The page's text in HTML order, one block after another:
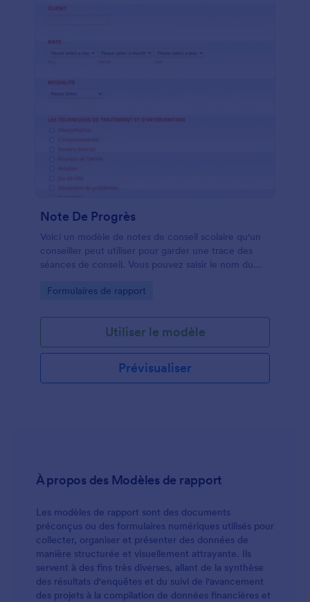
Note De Progrès
Voici un modèle de notes de conseil scolaire qu'un
conseiller peut utiliser pour garder une trace des
séances de conseil. Vous pouvez saisir le nom du
déroulante. Vous pouvez ensuite saisir les
conseil, y compris les thèmes abordés, les
traitements, les techniques d'intervention, le résumé
et les réponses à l'intervention. Pour faciliter le suivi
de vos séances de conseil, utilisez dès aujourd'hui
ce modèle de notes de cas de conseil scolaire !
Go to Category:
Formulaires de rapport
Utiliser le modèle
Prévisualiser
À propos des Modèles de rapport
Les modèles de rapport sont des documents
préconçus ou des formulaires numériques utilisés pour
collecter, organiser et présenter des données de
manière structurée et visuellement attrayante. Ils
servent à des fins très diverses, allant de la synthèse
des résultats d'enquêtes et du suivi de l'avancement
des projets à la compilation de données financières et